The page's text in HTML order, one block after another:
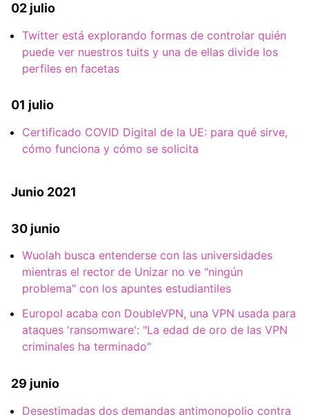
02 julio
Twitter está explorando formas de controlar quién
puede ver nuestros tuits y una de ellas divide los
perfiles en facetas
01 julio
Certificado COVID Digital de la UE: para qué sirve,
cómo funciona y cómo se solicita
Junio 2021
30 junio
Wuolah busca entenderse con las universidades
mientras el rector de Unizar no ve "ningún
problema" con los apuntes estudiantiles
Europol acaba con DoubleVPN, una VPN usada para
ataques 'ransomware': "La edad de oro de las VPN
criminales ha terminado"
29 junio
Desestimadas dos demandas antimonopolio contra